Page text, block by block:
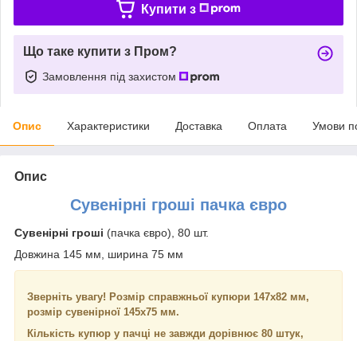
Купити з
Що таке купити з Пром?
Замовлення під захистом
Опис Характеристики Доставка Оплата Умови
Опис
Сувенірні гроші пачка євро
Сувенірні гроші (пачка євро), 80 шт.
Довжина 145 мм, ширина 75 мм
Зверніть увагу! Розмір справжньої купюри 147х82 мм,
розмір сувенірної 145х75 мм.
Кількість купюр у пачці не завжди дорівнює 80 штук,